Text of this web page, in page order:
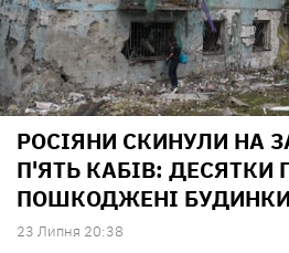
РОСІЯНИ СКИНУЛИ НА
П'ЯТЬ КАБІВ:
ПОШКОДЖЕНІ
23 Липня 20:38